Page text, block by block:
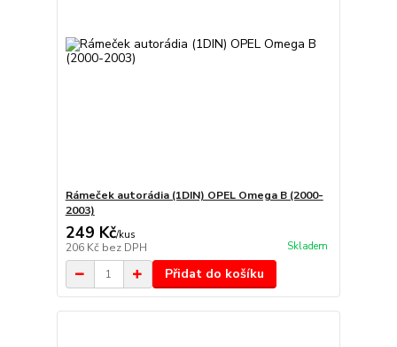
Rámeček autorádia (1DIN) OPEL Omega B (2000-
2003)
249 Kč/kus
206 Kč bez DPH Skladem
Přidat do košíku